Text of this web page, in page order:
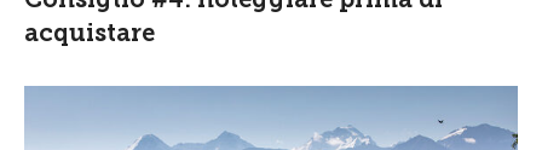
acquistare